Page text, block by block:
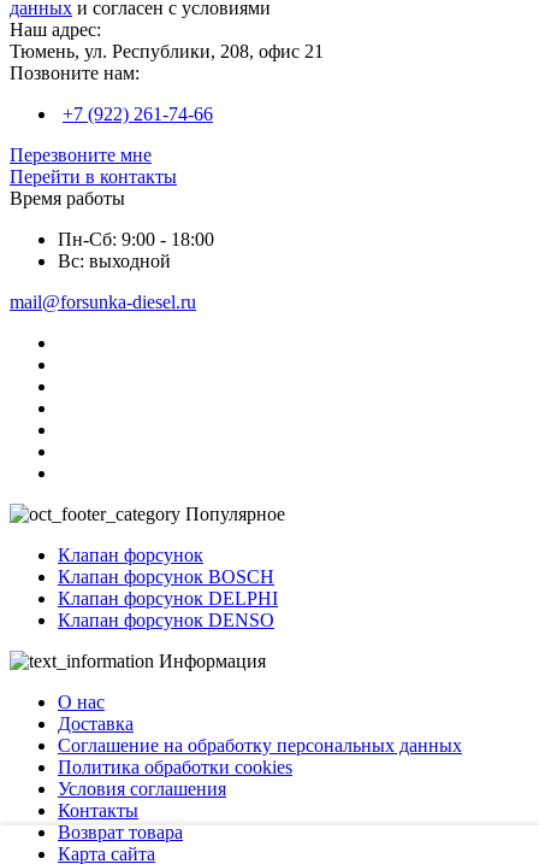
данных и согласен с условиями
Наш адрес:
Тюмень, ул. Республики, 208, офис 21
Позвоните нам:
+7 (922) 261-74-66
Перезвоните мне
Перейти в контакты
Время работы
Пн-Сб: 9:00 - 18:00
Вс: выходной
mail@forsunka-diesel.ru
Популярное
Клапан форсунок
Клапан форсунок BOSCH
Клапан форсунок DELPHI
Клапан форсунок DENSO
Информация
О нас
Доставка
Соглашение на обработку персональных данных
Политика обработки cookies
Условия соглашения
Контакты
Возврат товара
Карта сайта